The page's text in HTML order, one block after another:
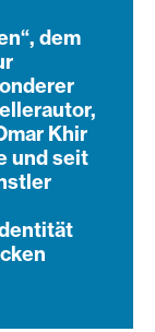
dem
Khir
und seit